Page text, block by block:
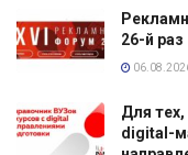
26-й раз
Для тех,
digital-